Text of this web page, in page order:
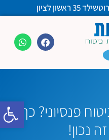
רוטשילד 35 ראשון לציון
פנסיוני? כך
נכון!